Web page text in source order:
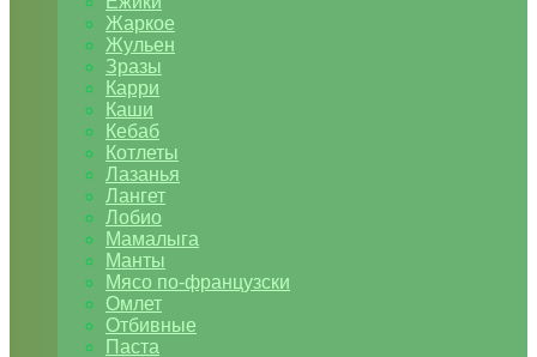
Жаркое
Жульен
Зразы
Карри
Каши
Кебаб
Котлеты
Лазанья
Лангет
Лобио
Мамалыга
Манты
Мясо по-французски
Омлет
Отбивные
Паста